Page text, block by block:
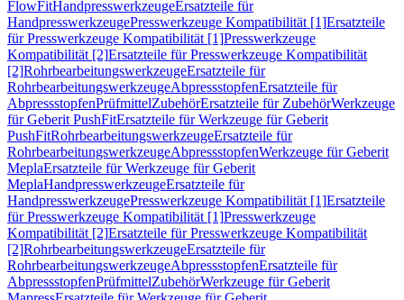
FlowFitHandpresswerkzeugeErsatzteile für
HandpresswerkzeugePresswerkzeuge Kompatibilität [1]Ersatzteile
für Presswerkzeuge Kompatibilität [1]Presswerkzeuge
Kompatibilität [2]Ersatzteile für Presswerkzeuge Kompatibilität
[2]RohrbearbeitungswerkzeugeErsatzteile für
RohrbearbeitungswerkzeugeAbpressstopfenErsatzteile für
AbpressstopfenPrüfmittelZubehörErsatzteile für ZubehörWerkzeuge
für Geberit PushFitErsatzteile für Werkzeuge für Geberit
PushFitRohrbearbeitungswerkzeugeErsatzteile für
RohrbearbeitungswerkzeugeAbpressstopfenWerkzeuge für Geberit
MeplaErsatzteile für Werkzeuge für Geberit
MeplaHandpresswerkzeugeErsatzteile für
HandpresswerkzeugePresswerkzeuge Kompatibilität [1]Ersatzteile
für Presswerkzeuge Kompatibilität [1]Presswerkzeuge
Kompatibilität [2]Ersatzteile für Presswerkzeuge Kompatibilität
[2]RohrbearbeitungswerkzeugeErsatzteile für
RohrbearbeitungswerkzeugeAbpressstopfenErsatzteile für
AbpressstopfenPrüfmittelZubehörWerkzeuge für Geberit